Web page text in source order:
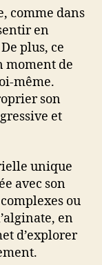
comme dans
en
plus, ce
moment de
même.
son
et
unique
avec son
ou
en
d’explorer